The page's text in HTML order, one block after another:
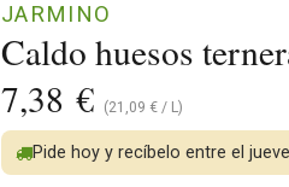
Caldo huesos
JARMINO
7,38 € (21,09 € / L)
Pide hoy y recíbelo entre el